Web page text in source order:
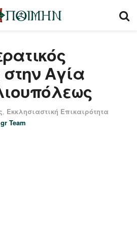
Αγία
, Εκκλησιαστική Επικαιρότητα
Team